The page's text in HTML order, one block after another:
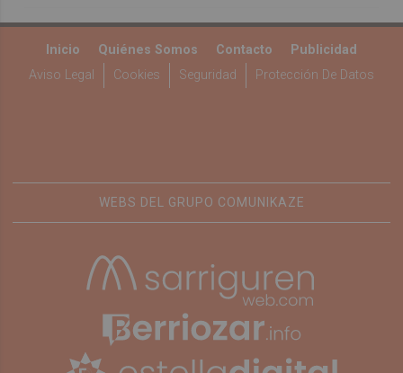
Inicio Quiénes Somos Contacto
Publicidad
Aviso Legal
Cookies Seguridad Protección De Datos
WEBS DEL GRUPO COMUNIKAZE